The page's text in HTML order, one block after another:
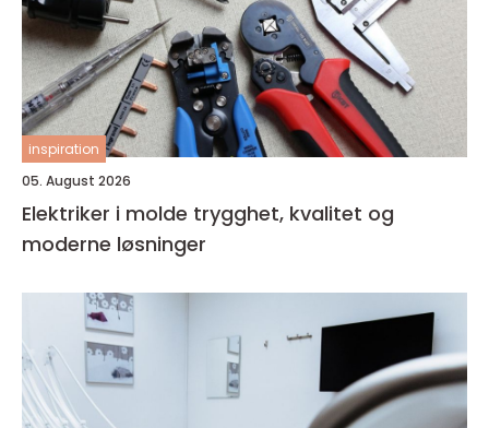
inspiration
05. August 2026
Elektriker i molde trygghet, kvalitet og
moderne løsninger